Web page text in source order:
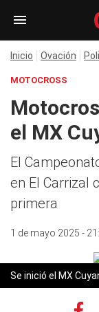
Inicio Ovación
MOTOCROSS
el MX
El
en El Carrizal
primera
1 de mayo 2025 -
Se inició el MX